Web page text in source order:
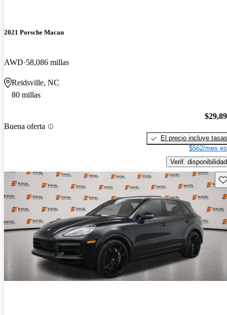
2021 Porsche Macan
AWD 58,086 millas
Reidsville, NC
80 millas
Buena oferta
El precio incluye tasas
$562/mes
Verif. disponibilidad